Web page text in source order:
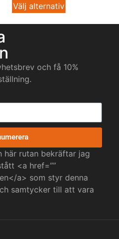
Välj alternativ
och få 10%
här rutan bekräftar jag
<a href=””
a> som styr denna
samtycker till att vara